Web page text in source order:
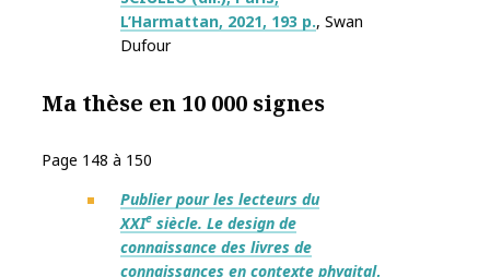
L’Harmattan, 2021, 193 p., Swan
Dufour
Ma thèse en 10 000 signes
Page 148 à 150
Publier pour les lecteurs du
XXIe siècle. Le design de
connaissance des livres de
connaissances en contexte phygital,